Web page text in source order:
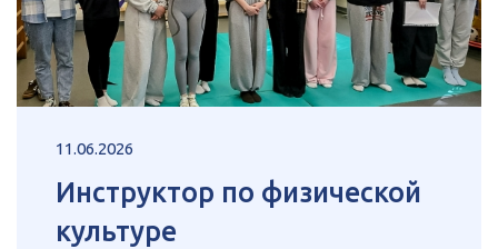
11.06.2026
Инструктор по физической
культуре